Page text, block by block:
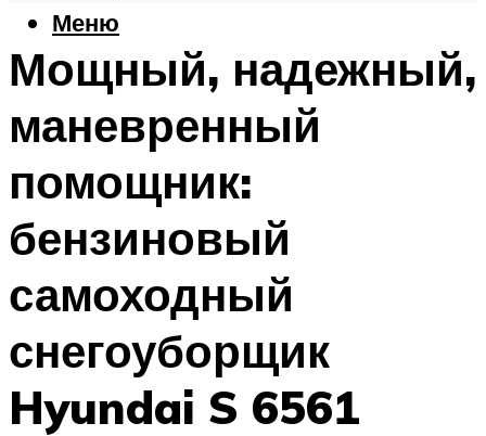
Меню
Мощный, надежный,
маневренный
помощник:
бензиновый
самоходный
снегоуборщик
Hyundai S 6561